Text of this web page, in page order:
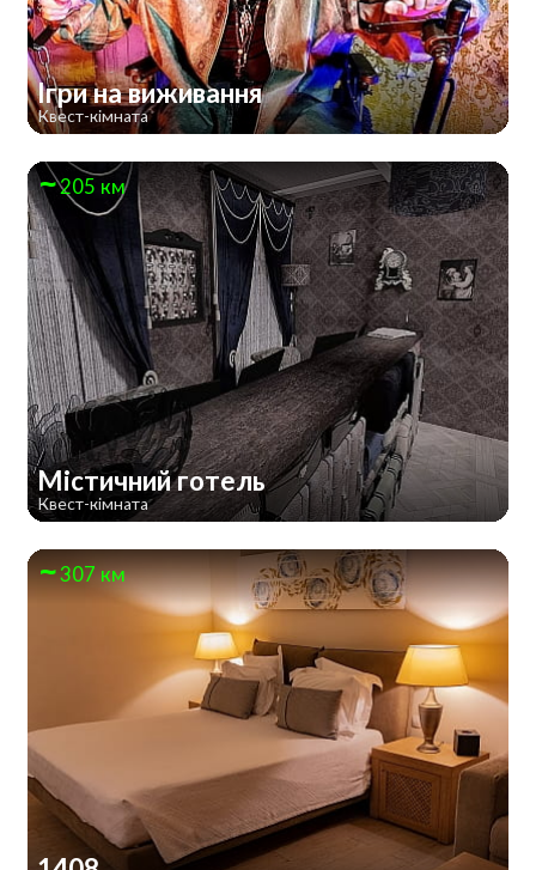
Ігри на виживання
Квест-кімната
205 км
Містичний готель
Квест-кімната
307 км